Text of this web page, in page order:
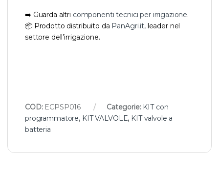
➡️ Guarda altri componenti tecnici per irrigazione.
📦 Prodotto distribuito da PanAgri.it, leader nel
settore dell’irrigazione.
COD: ECPSP016 Categorie: KIT con
programmatore, KIT VALVOLE, KIT valvole a
batteria